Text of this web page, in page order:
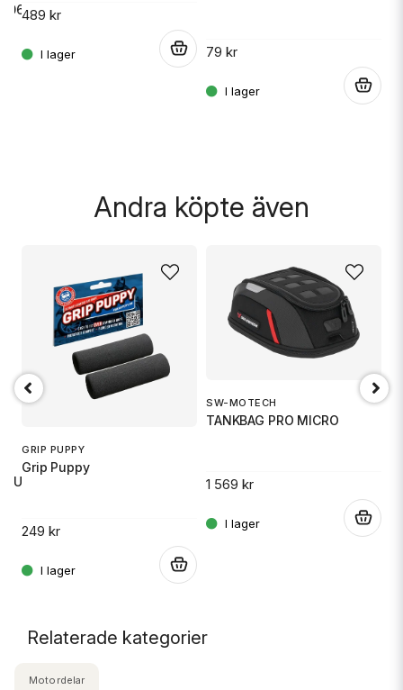
06489 kr
79 kr
Andra köpte även
RU
GRIP PUPPY
Grip Puppy
249 kr
SW-MOTECH
TANKBAG PRO MICRO
1 569 kr
Relaterade kategorier
Motordelar